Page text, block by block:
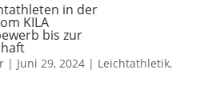
in der
KILA
bis zur
| Juni 29, 2024 | Leichtathletik,